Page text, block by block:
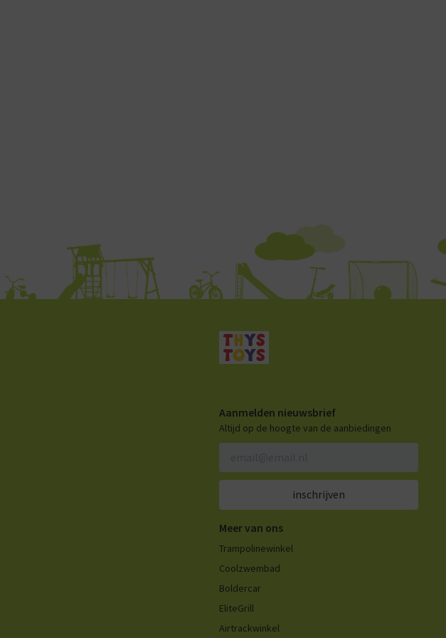
Aanmelden nieuwsbrief
Altijd op de hoogte van de aanbiedingen
inschrijven
Meer van ons
Trampolinewinkel
Coolzwembad
Boldercar
EliteGrill
Airtrackwinkel